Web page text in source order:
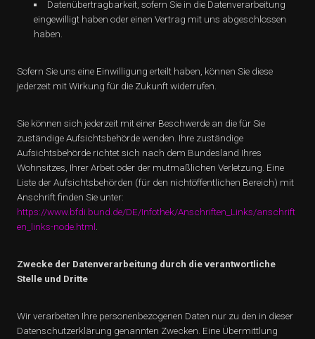
Datenübertragbarkeit, sofern Sie in die Datenverarbeitung
eingewilligt haben oder einen Vertrag mit uns abgeschlossen
haben.
Sofern Sie uns eine Einwilligung erteilt haben, können Sie diese
jederzeit mit Wirkung für die Zukunft widerrufen.
Sie können sich jederzeit mit einer Beschwerde an die für Sie
zuständige Aufsichtsbehörde wenden. Ihre zuständige
Aufsichtsbehörde richtet sich nach dem Bundesland Ihres
Wohnsitzes, Ihrer Arbeit oder der mutmaßlichen Verletzung. Eine
Liste der Aufsichtsbehörden (für den nichtöffentlichen Bereich) mit
Anschrift finden Sie unter:
https://www.bfdi.bund.de/DE/Infothek/Anschriften_Links/anschrift
en_links-node.html
Zwecke der Datenverarbeitung durch die verantwortliche
Stelle und Dritte
Wir verarbeiten Ihre personenbezogenen Daten nur zu den in dieser
Datenschutzerklärung genannten Zwecken. Eine Übermittlung